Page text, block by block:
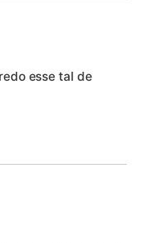
esse tal de